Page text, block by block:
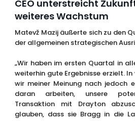
CEO unterstreicht
weiteres Wachstum
Matevž Mazij äußerte sich zu den
der allgemeinen strategischen
„Wir haben im ersten Quartal in
weiterhin gute Ergebnisse erzielt.
wir meiner Meinung nach jedoch
daran arbeiten, unsere
Transaktion mit Drayton
glauben, dass sie Bragg in die